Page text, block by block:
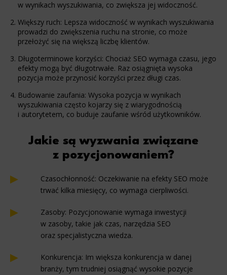
w wynikach wyszukiwania, co zwiększa jej widoczność.
Większy ruch: Lepsza widoczność w wynikach wyszukiwania
prowadzi do zwiększenia ruchu na stronie, co może
przełożyć się na większą liczbę klientów.
Długoterminowe korzyści: Chociaż SEO wymaga czasu, jego
efekty mogą być długotrwałe. Raz osiągnięta wysoka
pozycja może przynosić korzyści przez długi czas.
Budowanie zaufania: Wysoka pozycja w wynikach
wyszukiwania często kojarzy się z wiarygodnością
i autorytetem, co buduje zaufanie wśród użytkowników.
Jakie są wyzwania związane
z pozycjonowaniem?
Czasochłonność: Oczekiwanie na efekty SEO może
trwać kilka miesięcy, co wymaga cierpliwości.
Zasoby: Pozycjonowanie wymaga inwestycji
w zasoby, takie jak czas, narzędzia SEO
oraz specjalistyczna wiedza.
Konkurencja: Im większa konkurencja w danej
branży, tym trudniej osiągnąć wysokie pozycje